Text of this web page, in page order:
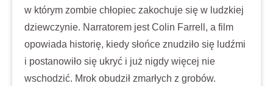
w którym zombie chłopiec zakochuje się w ludzkiej
dziewczynie. Narratorem jest Colin Farrell, a film
opowiada historię, kiedy słońce znudziło się ludźmi
i postanowiło się ukryć i już nigdy więcej nie
wschodzić. Mrok obudził zmarłych z grobów.